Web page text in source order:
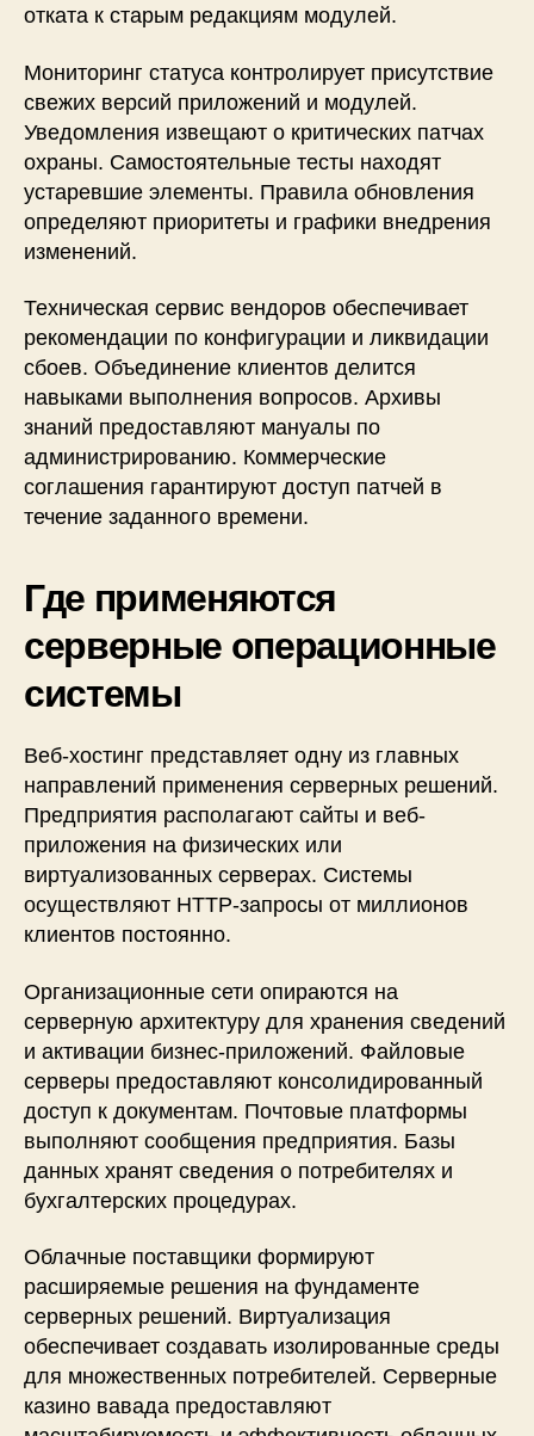
отката к старым редакциям модулей.
Мониторинг статуса контролирует присутствие
свежих версий приложений и модулей.
Уведомления извещают о критических патчах
охраны. Самостоятельные тесты находят
устаревшие элементы. Правила обновления
определяют приоритеты и графики внедрения
изменений.
Техническая сервис вендоров обеспечивает
рекомендации по конфигурации и ликвидации
сбоев. Объединение клиентов делится
навыками выполнения вопросов. Архивы
знаний предоставляют мануалы по
администрированию. Коммерческие
соглашения гарантируют доступ патчей в
течение заданного времени.
Где применяются
серверные операционные
системы
Веб-хостинг представляет одну из главных
направлений применения серверных решений.
Предприятия располагают сайты и веб-
приложения на физических или
виртуализованных серверах. Системы
осуществляют HTTP-запросы от миллионов
клиентов постоянно.
Организационные сети опираются на
серверную архитектуру для хранения сведений
и активации бизнес-приложений. Файловые
серверы предоставляют консолидированный
доступ к документам. Почтовые платформы
выполняют сообщения предприятия. Базы
данных хранят сведения о потребителях и
бухгалтерских процедурах.
Облачные поставщики формируют
расширяемые решения на фундаменте
серверных решений. Виртуализация
обеспечивает создавать изолированные среды
для множественных потребителей. Серверные
казино вавада предоставляют